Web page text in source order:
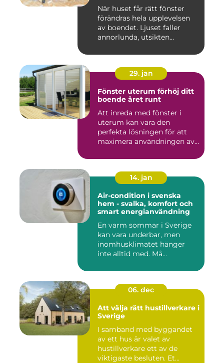
När huset får rätt fönster
förändras hela upplevelsen
av boendet. Ljuset faller
annorlunda, utsikten...
29. jan
Fönster uterum förhöj ditt
boende året runt
Att inreda med fönster i
uterum kan vara den
perfekta lösningen för att
maximera användningen av
14. jan
Air-condition i svenska
hem - svalka, komfort och
smart energianvändning
En varm sommar i Sverige
kan vara underbar, men
inomhusklimatet hänger
inte alltid med. Må...
06. dec
Att välja rätt hustillverkare i
Sverige
I samband med byggandet
av ett hus är valet av
hustillverkare ett av de
viktigaste besluten. Et...